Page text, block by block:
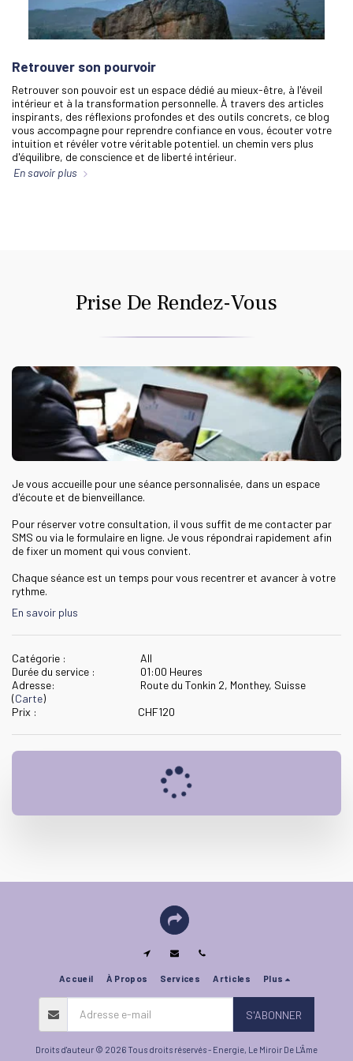
Retrouver son pourvoir
Retrouver son pouvoir est un espace dédié au mieux-être, à l'éveil
intérieur et à la transformation personnelle. À travers des articles
inspirants, des réflexions profondes et des outils concrets, ce blog
vous accompagne pour reprendre confiance en vous, écouter votre
intuition et révéler votre véritable potentiel. un chemin vers plus
d'équilibre, de conscience et de liberté intérieur.
En savoir plus
Prise De Rendez-Vous
Je vous accueille pour une séance personnalisée, dans un espace
d'écoute et de bienveillance.
Pour réserver votre consultation, il vous suffit de me contacter par
SMS ou via le formulaire en ligne. Je vous répondrai rapidement afin
de fixer un moment qui vous convient.
Chaque séance est un temps pour vous recentrer et avancer à votre
rythme.
En savoir plus
Catégorie :
All
Durée du service :
01:00 Heures
Adresse:
Route du Tonkin 2, Monthey, Suisse
(Carte)
Prix :
CHF120
Accueil À Propos Services Articles Plus
S'ABONNER
Droits d'auteur © 2026 Tous droits réservés - Energie, Le Miroir De L'Âme